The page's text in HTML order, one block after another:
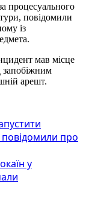
процесуального
повідомили
із
мав місце
запобіжним
арешт.
про
у